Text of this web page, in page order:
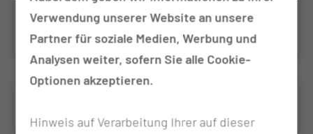
Onkologische Trainingstherapie
Verwendung unserer Website an unsere
Partner für soziale Medien, Werbung und
Analysen weiter, sofern Sie alle Cookie-
Optionen akzeptieren.
Hinweis auf Verarbeitung Ihrer auf dieser